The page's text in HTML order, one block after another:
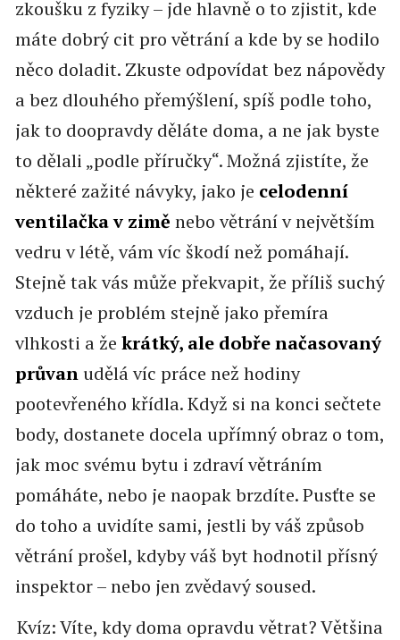
zkoušku z fyziky – jde hlavně o to zjistit, kde
máte dobrý cit pro větrání a kde by se hodilo
něco doladit. Zkuste odpovídat bez nápovědy
a bez dlouhého přemýšlení, spíš podle toho,
jak to doopravdy děláte doma, a ne jak byste
to dělali „podle příručky“. Možná zjistíte, že
některé zažité návyky, jako je celodenní
ventilačka v zimě nebo větrání v největším
vedru v létě, vám víc škodí než pomáhají.
Stejně tak vás může překvapit, že příliš suchý
vzduch je problém stejně jako přemíra
vlhkosti a že krátký, ale dobře načasovaný
průvanudělá víc práce než hodiny
pootevřeného křídla. Když si na konci sečtete
body, dostanete docela upřímný obraz o tom,
jak moc svému bytu i zdraví větráním
pomáháte, nebo je naopak brzdíte. Pusťte se
do toho a uvidíte sami, jestli by váš způsob
větrání prošel, kdyby váš byt hodnotil přísný
inspektor – nebo jen zvědavý soused.
Kvíz: Víte, kdy doma opravdu větrat? Většina